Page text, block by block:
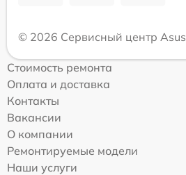
© 2026 Сервисный центр Asus
Стоимость ремонта
Оплата и доставка
Контакты
Вакансии
О компании
Ремонтируемые модели
Наши услуги